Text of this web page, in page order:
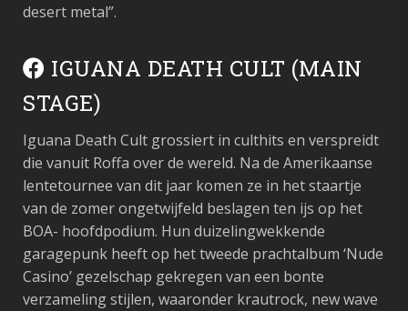
desert metal”.
IGUANA DEATH CULT (MAIN
STAGE)
Iguana Death Cult grossiert in culthits en verspreidt
die vanuit Roffa over de wereld. Na de Amerikaanse
lentetournee van dit jaar komen ze in het staartje
van de zomer ongetwijfeld beslagen ten ijs op het
BOA- hoofdpodium. Hun duizelingwekkende
garagepunk heeft op het tweede prachtalbum ‘Nude
Casino’ gezelschap gekregen van een bonte
verzameling stijlen, waaronder krautrock, new wave